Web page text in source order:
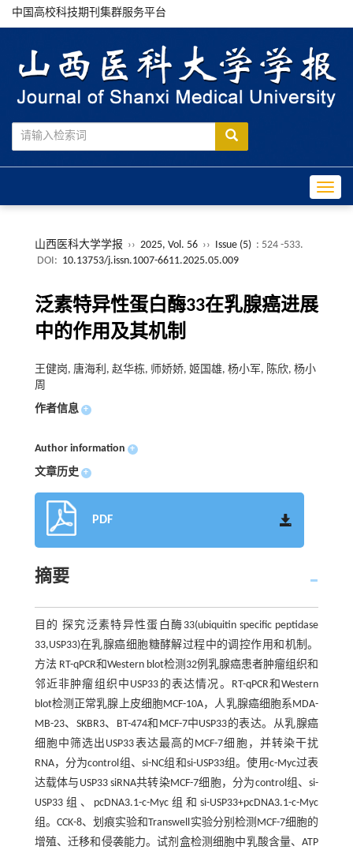
中国高校科技期刊集群服务平台
山西医科大学学报 ›› 2025, Vol. 56 ›› Issue (5) : 524 -533.
DOI: 10.13753/j.issn.1007-6611.2025.05.009
泛素特异性蛋白酶33在乳腺癌进展
中的作用及其机制
王健岗, 唐海利, 赵华栋, 师娇娇, 姬国雄, 杨小军, 陈欣, 杨小
周
作者信息 +
Author information +
文章历史 +
PDF
摘要
目的 探究泛素特异性蛋白酶33(ubiquitin specific peptidase
33,USP33)在乳腺癌细胞糖酵解过程中的调控作用和机制。
方法 RT-qPCR和Western blot检测32例乳腺癌患者肿瘤组织和
邻近非肿瘤组织中USP33的表达情况。RT-qPCR和Western
blot检测正常乳腺上皮细胞MCF-10A，人乳腺癌细胞系MDA-
MB-23、SKBR3、BT-474和MCF-7中USP33的表达。从乳腺癌
细胞中筛选出USP33表达最高的MCF-7细胞，并转染干扰
RNA，分为control组、si-NC组和si-USP33组。使用c-Myc过表
达载体与USP33 siRNA共转染MCF-7细胞，分为control组、si-
USP33组、pcDNA3.1-c-Myc组和si-USP33+pcDNA3.1-c-Myc
组。CCK-8、划痕实验和Transwell实验分别检测MCF-7细胞的
增殖、迁移和侵袭能力。试剂盒检测细胞中乳酸含量、ATP